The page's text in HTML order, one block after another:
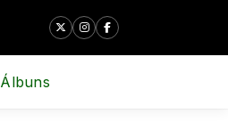
Álbuns